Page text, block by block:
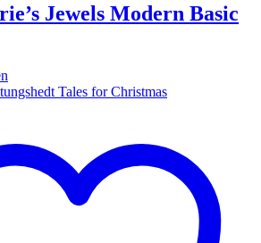
Jewels Modern Basic